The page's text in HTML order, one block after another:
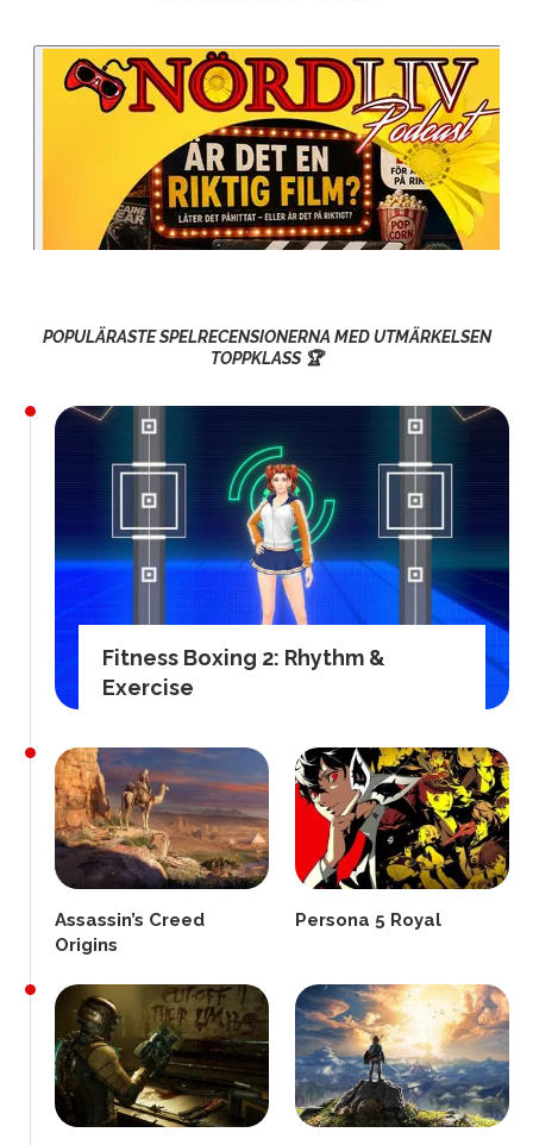
POPULÄRASTE SPELRECENSIONERNA MED UTMÄRKELSEN
TOPPKLASS 🏆
Fitness Boxing 2: Rhythm &
Exercise
Assassin’s Creed
Origins
Persona 5 Royal